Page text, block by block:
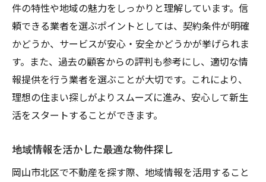
件の特性や地域の魅力をしっかりと理解しています。信
頼できる業者を選ぶポイントとしては、契約条件が明確
かどうか、サービスが安心・安全かどうかが挙げられま
す。また、過去の顧客からの評判も参考にし、適切な情
報提供を行う業者を選ぶことが大切です。これにより、
理想の住まい探しがよりスムーズに進み、安心して新生
活をスタートすることができます。
地域情報を活かした最適な物件探し
岡山市北区で不動産を探す際、地域情報を活用すること